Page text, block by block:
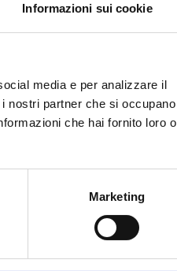
Informazioni sui cookie
media e per analizzare il
nostri partner che si occupano
che hai fornito loro o
Marketing